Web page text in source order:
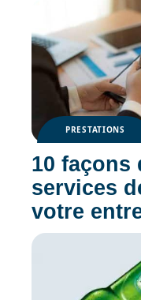
PRESTATIONS
10 façons
services
votre